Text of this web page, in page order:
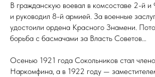
В гражданскую воевал в комсоставе 2-й и
и руководил 8-й армией. За военные
удостоили ордена Красного Знамени.
борьба с басмачами за Власть Советов…
Осенью 1921 года Сокольников стал
Наркомфина, а в 1922 году —